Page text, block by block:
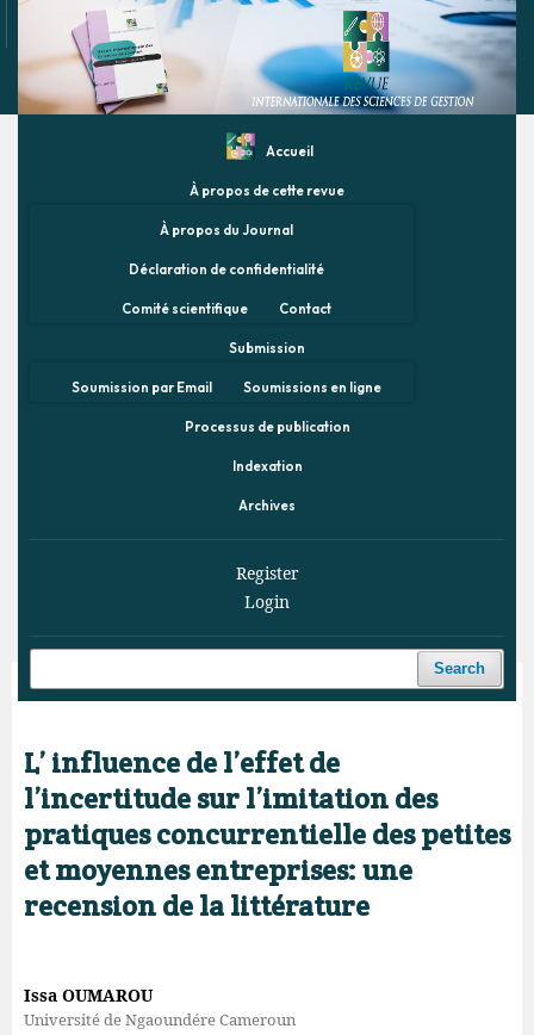
Accueil
À propos de cette revue
À propos du Journal
Déclaration de confidentialité
Comité scientifique Contact
Submission
Soumission par Email Soumissions en ligne
Processus de publication
Indexation
Archives
Register
Login
Search
Home / Archives / Vol. 3 No. 2 (2020) / Articles
L’ influence de l’effet de
l’incertitude sur l’imitation des
pratiques concurrentielle des petites
et moyennes entreprises: une
recension de la littérature
Issa OUMAROU
Université de Ngaoundére Cameroun